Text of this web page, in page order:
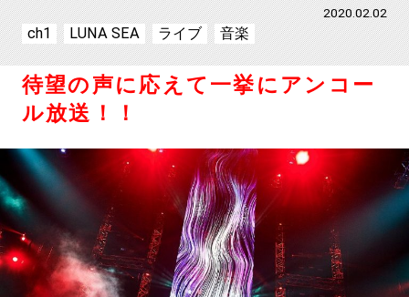
2020.02.02
ch1 LUNA SEA ライブ 音楽
待望の声に応えて一挙にアンコー
ル放送！！